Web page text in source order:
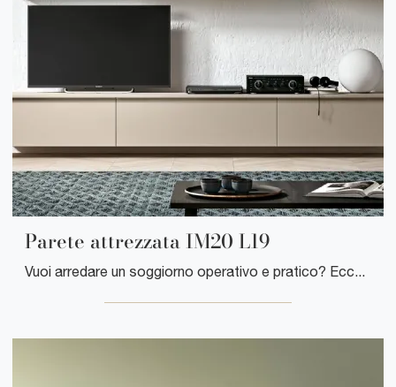
Parete attrezzata IM20 L19
Vuoi arredare un soggiorno operativo e pratico? Ecco a te la parete attrezzata Parete attrezzata IM20 L19 Clever dalle linee decise moderne.